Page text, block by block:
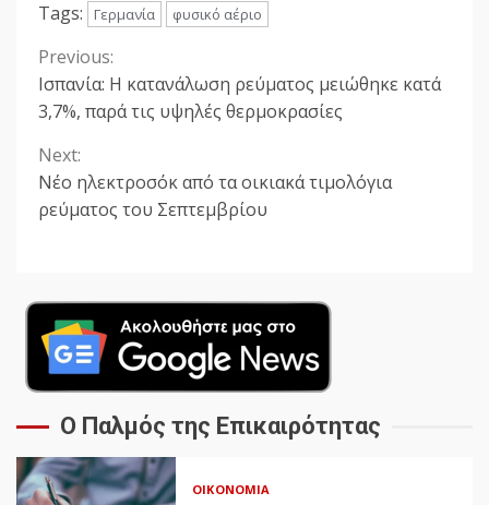
Tags: Γερμανία φυσικό αέριο
Continue
Reading
Previous:
Ισπανία: Η κατανάλωση ρεύματος μειώθηκε κατά
3,7%, παρά τις υψηλές θερμοκρασίες
Next:
Νέο ηλεκτροσόκ από τα οικιακά τιμολόγια
ρεύματος του Σεπτεμβρίου
Ο Παλμός της Επικαιρότητας
ΟΙΚΟΝΟΜΊΑ